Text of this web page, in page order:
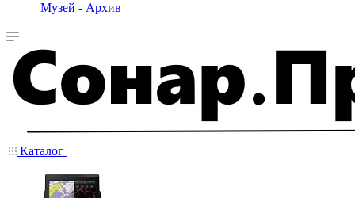
Музей - Архив
Каталог